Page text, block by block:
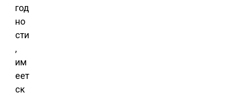
год
но
сти
,
им
еет
ск